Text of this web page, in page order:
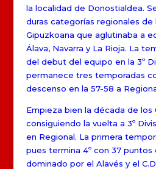
la localidad de Donostialdea.
duras categorías regionales de
Gipuzkoana que aglutinaba a
Álava, Navarra y La Rioja. La
del debut del equipo en la 3º
permanece tres temporadas
descenso en la 57-58 a
Empieza bien la década de los
consiguiendo la vuelta a 3º
en Regional. La primera
pues termina 4º con 37 puntos
dominado por el Alavés y el